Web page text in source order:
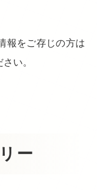
報をご存じの方は
い。
ー